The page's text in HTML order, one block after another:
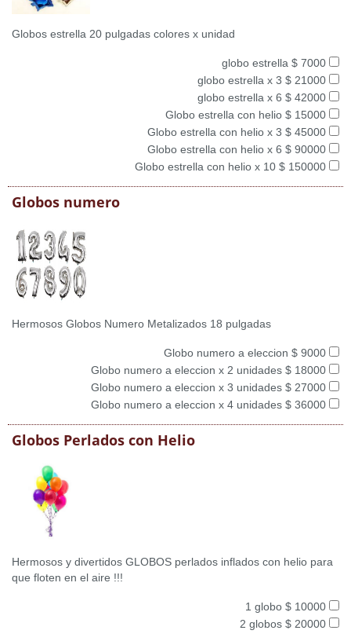
Globos estrella 20 pulgadas colores x unidad
globo estrella $ 7000
globo estrella x 3 $ 21000
globo estrella x 6 $ 42000
Globo estrella con helio $ 15000
Globo estrella con helio x 3 $ 45000
Globo estrella con helio x 6 $ 90000
Globo estrella con helio x 10 $ 150000
Globos numero
Hermosos Globos Numero Metalizados 18 pulgadas
Globo numero a eleccion $ 9000
Globo numero a eleccion x 2 unidades $ 18000
Globo numero a eleccion x 3 unidades $ 27000
Globo numero a eleccion x 4 unidades $ 36000
Globos Perlados con Helio
Hermosos y divertidos GLOBOS perlados inflados con helio para
que floten en el aire !!!
1 globo $ 10000
2 globos $ 20000